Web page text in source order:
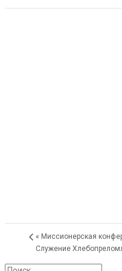
« Миссионерская
Служение